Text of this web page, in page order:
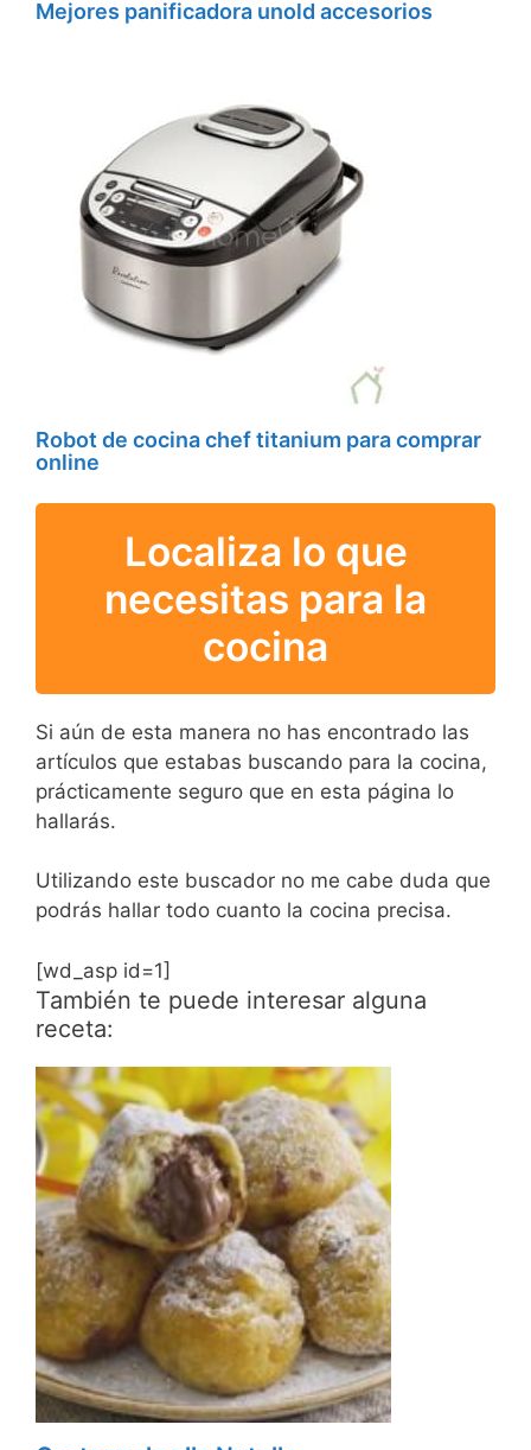
Mejores panificadora unold accesorios
Robot de cocina chef titanium para comprar
online
Localiza lo que
necesitas para la
cocina
Si aún de esta manera no has encontrado las
artículos que estabas buscando para la cocina,
prácticamente seguro que en esta página lo
hallarás.
Utilizando este buscador no me cabe duda que
podrás hallar todo cuanto la cocina precisa.
[wd_asp id=1]
También te puede interesar alguna
receta: